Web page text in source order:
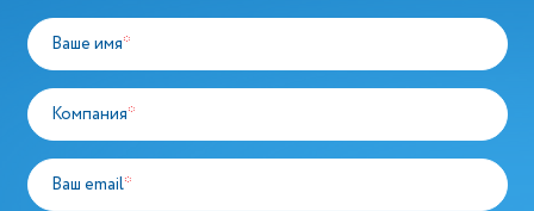
Ваше имя*
Компания*
Ваш email*